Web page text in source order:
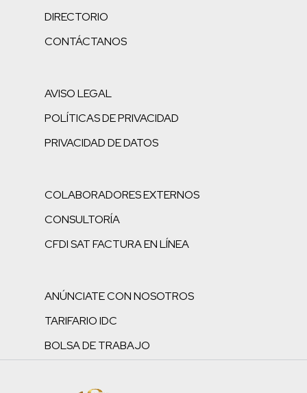
DIRECTORIO
CONTÁCTANOS
AVISO LEGAL
POLÍTICAS DE PRIVACIDAD
PRIVACIDAD DE DATOS
COLABORADORES EXTERNOS
CONSULTORÍA
CFDI SAT FACTURA EN LÍNEA
ANÚNCIATE CON NOSOTROS
TARIFARIO IDC
BOLSA DE TRABAJO